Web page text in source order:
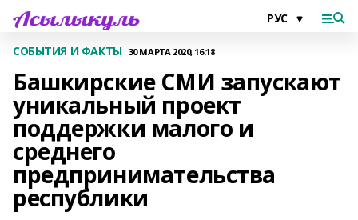
СОБЫТИЯ И ФАКТЫ 30 МАРТА 2020, 16:18
Башкирские СМИ запускают
уникальный проект
поддержки малого и
среднего
предпринимательства
республики